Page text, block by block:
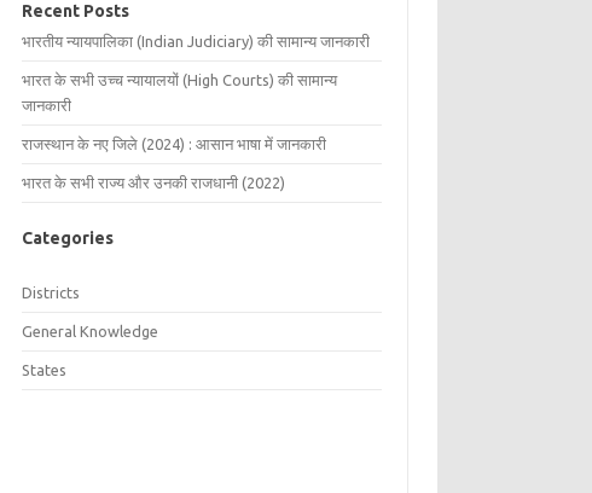
Recent Posts
भारतीय न्यायपालिका (Indian Judiciary) की सामान्य जानकारी
भारत के सभी उच्च न्यायालयों (High Courts) की सामान्य
जानकारी
राजस्थान के नए जिले (2024) : आसान भाषा में जानकारी
भारत के सभी राज्य और उनकी राजधानी (2022)
Categories
Districts
General Knowledge
States